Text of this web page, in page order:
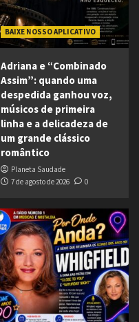
BAIXE NOSSO APLICATIVO
Adriana e “Combinado
Assim”: quando uma
despedida ganhou voz,
músicos de primeira
linha e a delicadeza de
um grande clássico
romântico
Planeta Saudade
7 de agosto de 2026
0